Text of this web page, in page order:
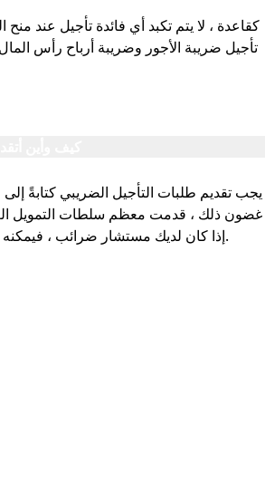
كقاعدة ، لا يتم تكبد أي فائدة تأجيل عند منح
تأجيل ضريبة الأجور وضريبة أرباح رأس
يجب تقديم طلبات التأجيل الضريبي كتابةً
غضون ذلك ، قدمت معظم سلطات التمويل
إذا كان لديك مستشار ضرائب ، فيمكنه تقديم الطلب بالتشاور معك.